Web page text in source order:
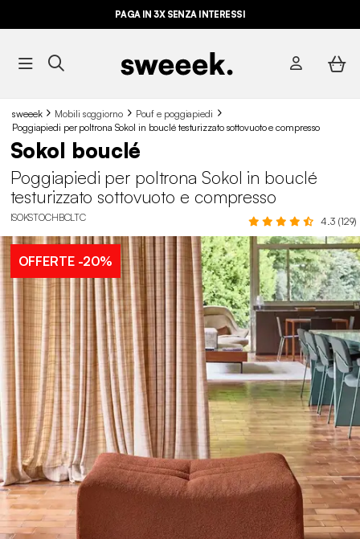
PAGA IN 3X SENZA INTERESSI
sweeek Mobili soggiorno
Pouf e poggiapiedi
Poggiapiedi per poltrona Sokol in bouclé testurizzato sottovuoto e compresso
Sokol bouclé
Poggiapiedi per poltrona Sokol in bouclé
testurizzato sottovuoto e compresso
ISOKSTOCHBCLTC 4.3 (129)
OFFERTE-20%